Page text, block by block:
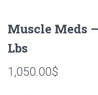
Muscle Meds
Lbs
1,050.00$